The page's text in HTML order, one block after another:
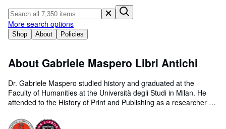
Sellers
Start Selling
Help
CLOSE
Shop About Policies
More search options
About Gabriele Maspero Libri Antichi
Dr. Gabriele Maspero studied history and graduated at the
Faculty of Humanities at the Università degli Studi in Milan. He
attended to the History of Print and Publishing as a researcher of
Storico delle Insorgenze e per lIdentità Nazionale (ISIIN). He pays